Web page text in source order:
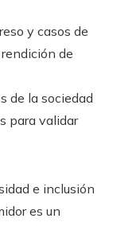
y casos de
de
de la sociedad
para validar
e inclusión
es un